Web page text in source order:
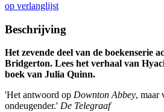
op verlanglijst
Beschrijving
Het zevende deel van de boekenserie
Bridgerton. Lees het verhaal van
boek van Julia Quinn.
'Het antwoord op Downton Abbey, maar
ondeugender.' De Telegraaf